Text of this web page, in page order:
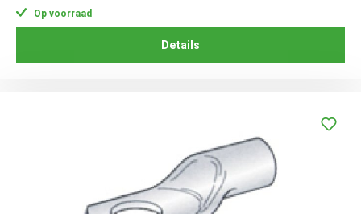
Op voorraad
Details